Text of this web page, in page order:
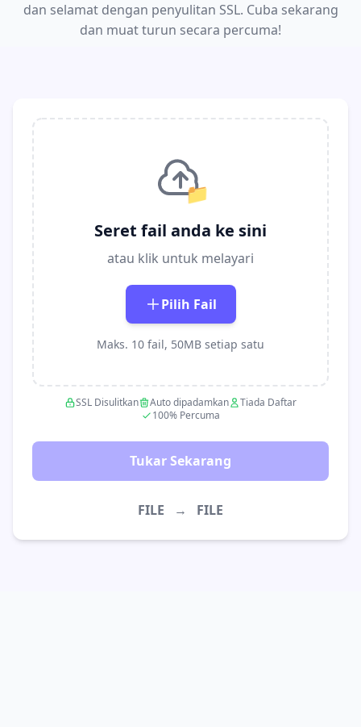
dan selamat dengan penyulitan SSL. Cuba sekarang
dan muat turun secara percuma!
📁
Seret fail anda ke sini
atau klik untuk melayari
Pilih Fail
Maks. 10 fail, 50MB setiap satu
SSL Disulitkan Auto dipadamkan
Tiada Daftar
100% Percuma
Tukar Sekarang
FILE → FILE